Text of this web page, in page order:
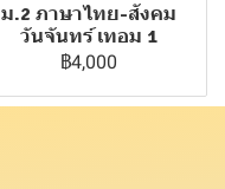
ม.2 ภาษาไทย-สังคม
วันจันทร์ เทอม 1
฿4,000